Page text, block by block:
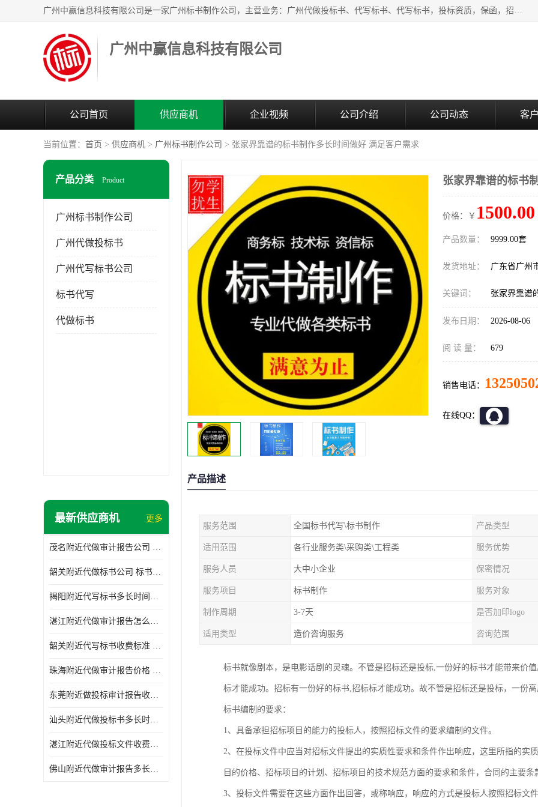
广州中赢信息科技有限公司是一家广州标书制作公司，主营业务：广州代做投标书、代写标书、代写标书，投标资质，保函，招投标培训等等，只要是投标中有需要的，我们这里都可以帮您解决。代写标书的中标案例也有很多。欢迎来电合作。
广州中赢信息科技有限公司
公司首页 供应商机 企业视频 公司介绍 公司动态 客
当前位置： 首页 > 供应商机 > 广州标书制作公司 > 张家界靠谱的标书制作多长时间做好 满足客户需求
产品分类 Product
广州标书制作公司
广州代做投标书
广州代写标书公司
标书代写
代做标书
最新供应商机 更多
茂名附近代做审计报告公司 投标书怎么做
韶关附近代做标书公司 标书制作周期快
揭阳附近代写标书多长时间做好 投标书怎么做
湛江附近代做审计报告怎么收费 一对一服务
韶关附近代写标书收费标准 满足客户需求
珠海附近代做审计报告价格 投标书怎么做
东莞附近做投标审计报告收费标准 标书废标注意事项
汕头附近代做投标书多长时间做好 标书废标注意事项
湛江附近代做投标文件收费标准 投标书怎么做
佛山附近代做审计报告多长时间做好 标书打印封装
张家界靠谱的标书
价格：￥ 1500.00
产品数量： 9999.00套
发货地址： 广东省广州
关键词： 张家界靠谱
发布日期： 2026-08-06
阅 读 量： 679
销售电话：
在线QQ：
产品描述
服务范围 全国标书代写\标书制作 产品类型
适用范围 各行业服务类\采购类\工程类 服务优势
服务人员 大中小企业 保密情况
服务项目 标书制作 服务对象
制作周期 3-7天 是否加印logo
适用类型 造价咨询服务 咨询范围
标书就像剧本，是电影话剧的灵魂。不管是招标还是投标,一份好的标书才能带来价
标才能成功。招标有一份好的标书,招标标才能成功。故不管是招标还是投标，一份
标书编制的要求：
1、具备承担招标项目的能力的投标人，按照招标文件的要求编制的文件。
2、在投标文件中应当对招标文件提出的实质性要求和条件作出响应，这里所指的实
目的价格、招标项目的计划、招标项目的技术规范方面的要求和条件，合同的主要
3、投标文件需要在这些方面作出回答，或称响应，响应的方式是投标人按照招标文